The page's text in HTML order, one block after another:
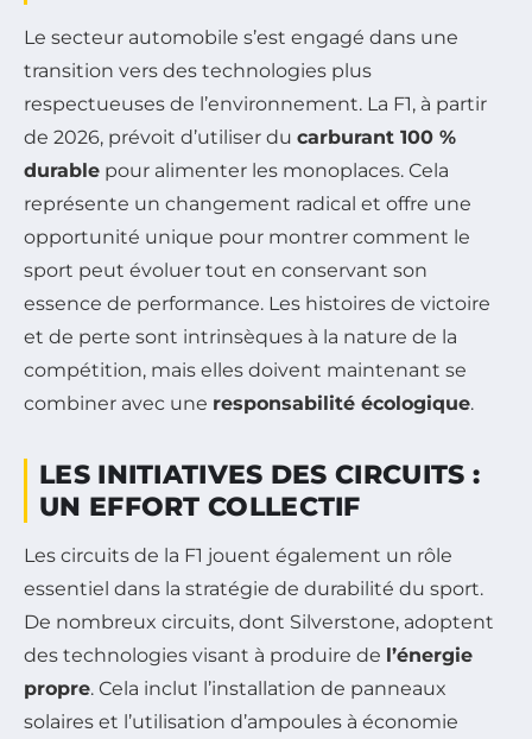
Le secteur automobile s’est engagé dans une
transition vers des technologies plus
respectueuses de l’environnement. La F1, à partir
de 2026, prévoit d’utiliser du carburant 100 %
durable pour alimenter les monoplaces. Cela
représente un changement radical et offre une
opportunité unique pour montrer comment le
sport peut évoluer tout en conservant son
essence de performance. Les histoires de victoire
et de perte sont intrinsèques à la nature de la
compétition, mais elles doivent maintenant se
combiner avec une responsabilité écologique.
LES INITIATIVES DES CIRCUITS :
UN EFFORT COLLECTIF
Les circuits de la F1 jouent également un rôle
essentiel dans la stratégie de durabilité du sport.
De nombreux circuits, dont Silverstone, adoptent
des technologies visant à produire de l’énergie
propre. Cela inclut l’installation de panneaux
solaires et l’utilisation d’ampoules à économie